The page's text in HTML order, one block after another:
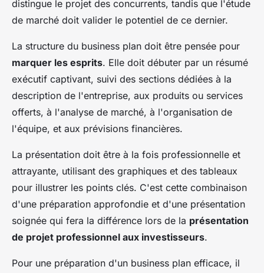
distingue le projet des concurrents, tandis que l'étude
de marché doit valider le potentiel de ce dernier.
La structure du business plan doit être pensée pour
marquer les esprits. Elle doit débuter par un résumé
exécutif captivant, suivi des sections dédiées à la
description de l'entreprise, aux produits ou services
offerts, à l'analyse de marché, à l'organisation de
l'équipe, et aux prévisions financières.
La présentation doit être à la fois professionnelle et
attrayante, utilisant des graphiques et des tableaux
pour illustrer les points clés. C'est cette combinaison
d'une préparation approfondie et d'une présentation
soignée qui fera la différence lors de la présentation
de projet professionnel aux investisseurs.
Pour une préparation d'un business plan efficace, il